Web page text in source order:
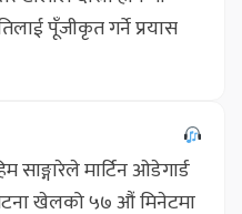
पूँजीकृत गर्ने प्रयास
साङ्गारेले मार्टिन ओडेगार्ड
खेलको ५७ औं मिनेटमा